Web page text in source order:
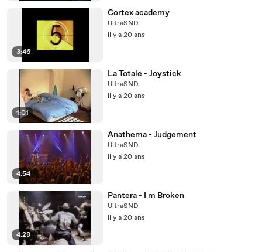
3:46
Cortex academy
UltraSND
il y a 20 ans
1:01
La Totale - Joystick
UltraSND
il y a 20 ans
4:54
Anathema - Judgement
UltraSND
il y a 20 ans
4:28
Pantera - I m Broken
UltraSND
il y a 20 ans